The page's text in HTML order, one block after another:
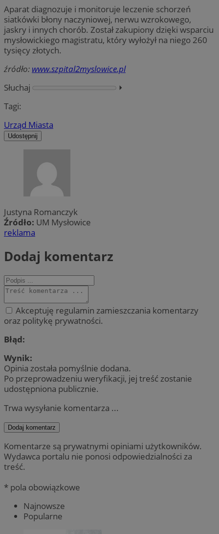
Aparat diagnozuje i monitoruje leczenie schorzeń
siatkówki błony naczyniowej, nerwu wzrokowego,
jaskry i innych chorób. Został zakupiony dzięki wsparciu
mysłowickiego magistratu, który wyłożył na niego 260
tysięcy złotych.
źródło: www.szpital2myslowice.pl
Słuchaj
⏵︎
Tagi:
Urząd Miasta
Udostępnij
Justyna Romanczyk
Źródło: UM Mysłowice
reklama
Dodaj komentarz
Akceptuję regulamin zamieszczania komentarzy
oraz politykę prywatności.
Błąd:
Wynik:
Opinia została pomyślnie dodana.
Po przeprowadzeniu weryfikacji, jej treść zostanie
udostępniona publicznie.
Trwa wysyłanie komentarza ...
Dodaj komentarz
Komentarze są prywatnymi opiniami użytkowników.
Wydawca portalu nie ponosi odpowiedzialności za
treść.
* pola obowiązkowe
Najnowsze
Popularne